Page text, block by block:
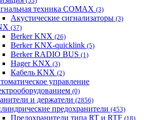
техника COMAX (3)
Акустические сигнализаторы (3)
(37)
Berker KNX (26)
Berker KNX-quicklink (5)
Berker RADIO BUS (1)
Hager KNX (3)
Кабель KNX (2)
управление
(0)
и держатели (2856)
предохранители (453)
Предохранители типа RT и RTF (18)